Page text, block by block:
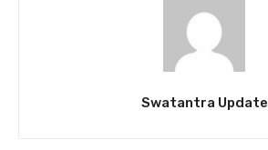
Swatantra Update